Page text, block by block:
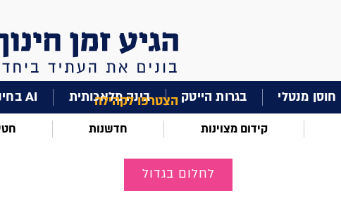
הצטרפו לקהילה חוסן מנטלי בגרות הייטק בינה מלאכותית AI בחינוך
קידום מצוינות חדשנות
לחלום בגדול